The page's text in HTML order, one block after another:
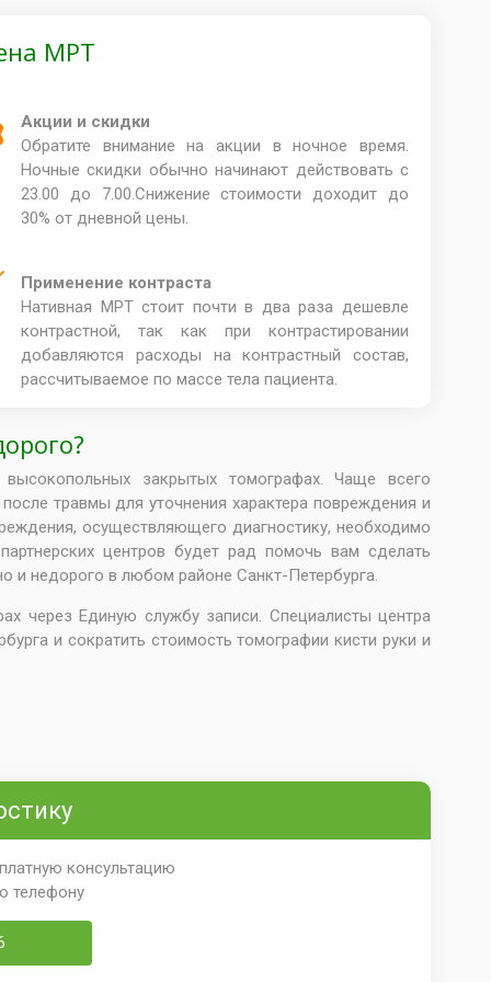
МРТ
Акции и скидки
Обратите внимание на акции в ночное время.
Ночные скидки обычно начинают действовать с
23.00 до 7.00.Снижение стоимости доходит до
30% от дневной цены.
Применение контраста
Нативная МРТ стоит почти в два раза дешевле
контрастной, так как при контрастировании
добавляются расходы на контрастный состав,
рассчитываемое по массе тела пациента.
закрытых томографах. Чаще всего
травмы для уточнения характера повреждения и
осуществляющего диагностику, необходимо
центров будет рад помочь вам сделать
и недорого в любом районе Санкт-Петербурга.
через Единую службу записи. Специалисты центра
и сократить стоимость томографии кисти руки и
консультацию
телефону